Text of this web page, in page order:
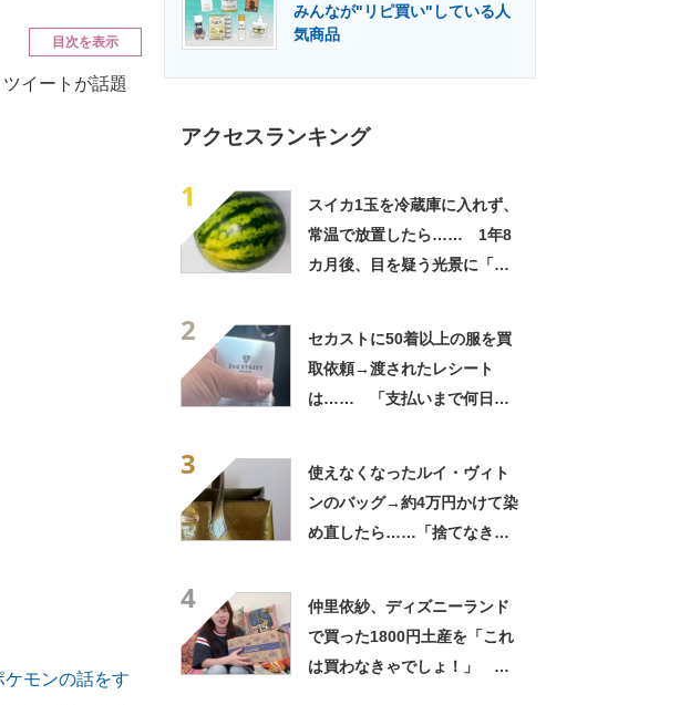
目次を表示
ツイートが話題
ケモンの話をす
みんなが"リピ買い"している人
気商品
アクセスランキング
1
スイカ1玉を冷蔵庫に入れず、
常温で放置したら…… 1年8
カ月後、目を疑う光景に「ヤ
2
セカストに50着以上の服を買
取依頼→渡されたレシート
は…… 「支払いまで何日か
3
使えなくなったルイ・ヴィト
ンのバッグ→約4万円かけて染
め直したら……「捨てなきゃ
4
仲里依紗、ディズニーランド
で買った1800円土産を「これ
は買わなきゃでしょ！」